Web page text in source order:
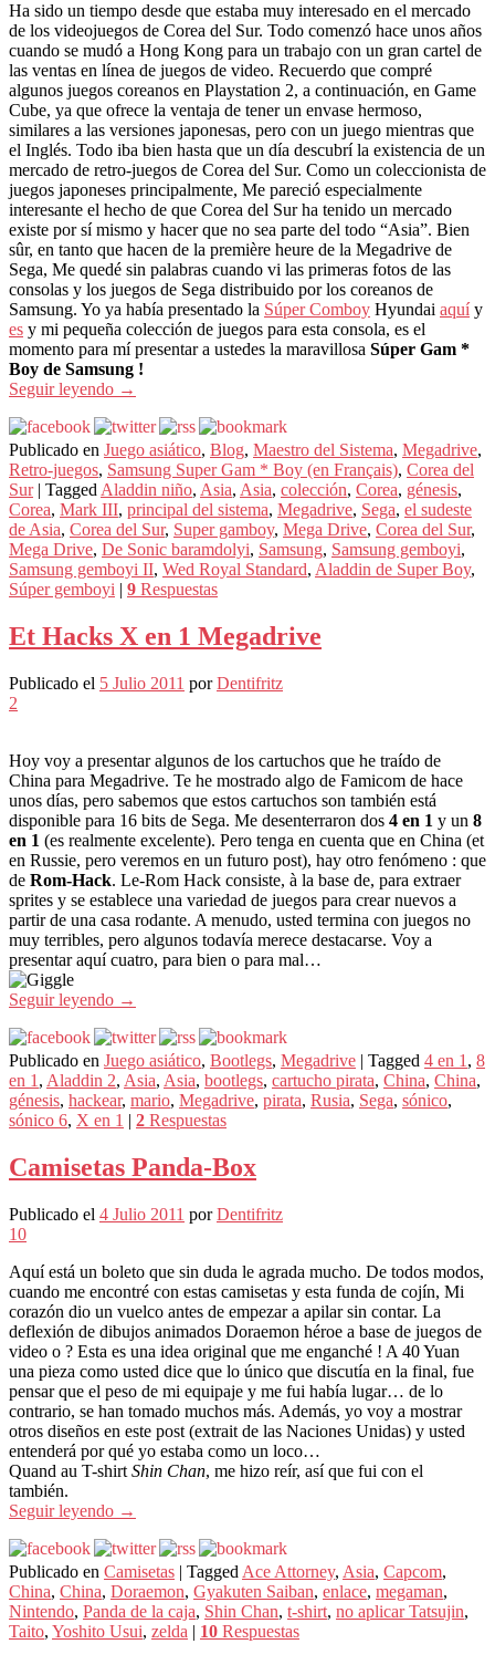
Ha sido un tiempo desde que estaba muy interesado en el mercado
de los videojuegos de Corea del Sur. Todo comenzó hace unos años
cuando se mudó a Hong Kong para un trabajo con un gran cartel de
las ventas en línea de juegos de video. Recuerdo que compré
algunos juegos coreanos en Playstation 2, a continuación, en Game
Cube, ya que ofrece la ventaja de tener un envase hermoso,
similares a las versiones japonesas, pero con un juego mientras que
el Inglés. Todo iba bien hasta que un día descubrí la existencia de un
mercado de retro-juegos de Corea del Sur. Como un coleccionista de
juegos japoneses principalmente, Me pareció especialmente
interesante el hecho de que Corea del Sur ha tenido un mercado
existe por sí mismo y hacer que no sea parte del todo “Asia”. Bien
sûr, en tanto que hacen de la première heure de la Megadrive de
Sega, Me quedé sin palabras cuando vi las primeras fotos de las
consolas y los juegos de Sega distribuido por los coreanos de
Samsung. Yo ya había presentado la Súper Comboy Hyundai aquíy
es y mi pequeña colección de juegos para esta consola, es el
momento para mí presentar a ustedes la maravillosa Súper Gam *
Boy de Samsung !
Seguir leyendo →
Publicado en Juego asiático, Blog, Maestro del Sistema, Megadrive,
Retro-juegos, Samsung Super Gam * Boy (en Français), Corea del
Sur | Tagged Aladdin niño, Asia, Asia, colección, Corea, génesis,
Corea, Mark III, principal del sistema, Megadrive, Sega, el sudeste
de Asia, Corea del Sur, Super gamboy, Mega Drive, Corea del Sur,
Mega Drive, De Sonic baramdolyi, Samsung, Samsung gemboyi,
Samsung gemboyi II, Wed Royal Standard, Aladdin de Super Boy,
Súper gemboyi | 9 Respuestas
Et Hacks X en 1 Megadrive
Publicado el 5 Julio 2011 porDentifritz
2
Hoy voy a presentar algunos de los cartuchos que he traído de
China para Megadrive. Te he mostrado algo de Famicom de hace
unos días, pero sabemos que estos cartuchos son también está
disponible para 16 bits de Sega. Me desenterraron dos 4 en 1 y un 8
en 1 (es realmente excelente). Pero tenga en cuenta que en China (et
en Russie, pero veremos en un futuro post), hay otro fenómeno : que
de Rom-Hack. Le-Rom Hack consiste, à la base de, para extraer
sprites y se establece una variedad de juegos para crear nuevos a
partir de una casa rodante. A menudo, usted termina con juegos no
muy terribles, pero algunos todavía merece destacarse. Voy a
presentar aquí cuatro, para bien o para mal…
Seguir leyendo →
Publicado en Juego asiático, Bootlegs, Megadrive | Tagged 4 en 1 , 8
en 1 , Aladdin 2, Asia, Asia, bootlegs, cartucho pirata, China, China,
génesis, hackear, mario, Megadrive, pirata, Rusia, Sega, sónico,
sónico 6, X en 1 | 2 Respuestas
Camisetas Panda-Box
Publicado el 4 Julio 2011 porDentifritz
10
Aquí está un boleto que sin duda le agrada mucho. De todos modos,
cuando me encontré con estas camisetas y esta funda de cojín, Mi
corazón dio un vuelco antes de empezar a apilar sin contar. La
deflexión de dibujos animados Doraemon héroe a base de juegos de
video o ? Esta es una idea original que me enganché ! A 40 Yuan
una pieza como usted dice que lo único que discutía en la final, fue
pensar que el peso de mi equipaje y me fui había lugar… de lo
contrario, se han tomado muchos más. Además, yo voy a mostrar
otros diseños en este post (extrait de las Naciones Unidas) y usted
entenderá por qué yo estaba como un loco…
Quand au T-shirt Shin Chan, me hizo reír, así que fui con el
también.
Seguir leyendo →
Publicado en Camisetas | Tagged Ace Attorney, Asia, Capcom,
China, China, Doraemon, Gyakuten Saiban, enlace, megaman,
Nintendo, Panda de la caja, Shin Chan, t-shirt, no aplicar Tatsujin,
Taito, Yoshito Usui, zelda | 10 Respuestas